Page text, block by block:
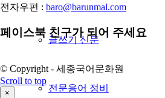
글쓰기 신문
전문용어 정비
전자우편 : baro@barunmal.com
페이스북 친구가 되어 주세요
© Copyright - 세종국어문화원
Scroll to top
×